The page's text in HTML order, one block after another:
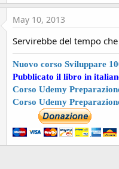
May 10, 2013
Servirebbe del tempo
Nuovo corso Sviluppare
Pubblicato il libro in
Corso Udemy
Corso Udemy